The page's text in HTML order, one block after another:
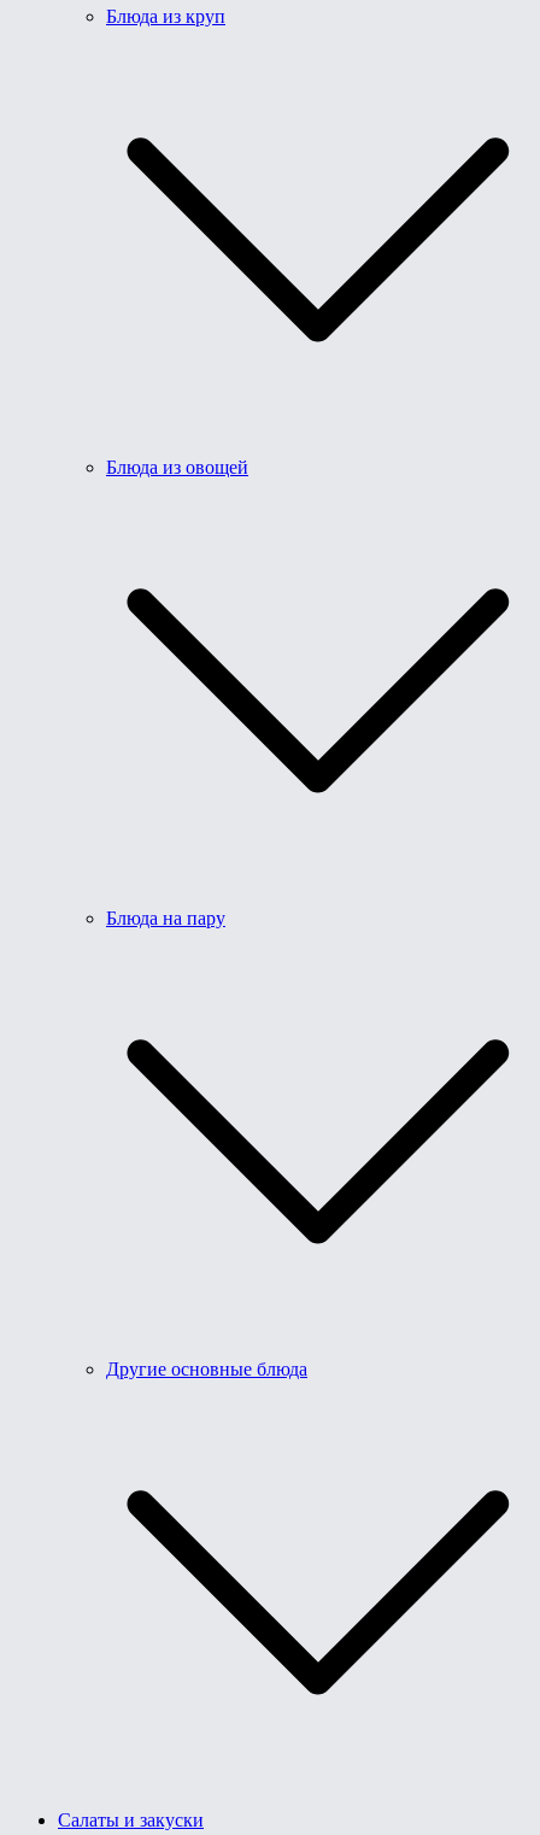
Блюда из круп
Блюда из овощей
Блюда на пару
Другие основные блюда
Салаты и закуски